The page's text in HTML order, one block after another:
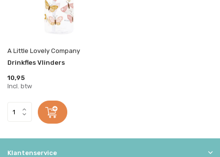
A Little Lovely Company
Drinkfles Vlinders
10,95
Incl. btw
Klantenservice